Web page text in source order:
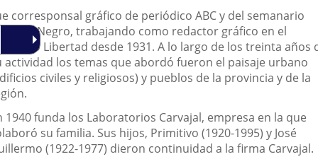
corresponsal gráfico de periódico ABC y del semanario
y Negro, trabajando como redactor gráfico en el
Libertad desde 1931. A lo largo de los treinta años
actividad los temas que abordó fueron el paisaje urbano
civiles y religiosos) y pueblos de la provincia y de la
1940 funda los Laboratorios Carvajal, empresa en la que
su familia. Sus hijos, Primitivo (1920-1995) y José
(1922-1977) dieron continuidad a la firma Carvajal.